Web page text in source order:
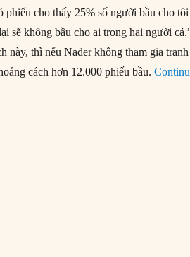
phiếu cho thấy 25% số người bầu cho
sẽ không bầu cho ai trong hai người
này, thì nếu Nader không tham gia
cách hơn 12.000 phiếu bầu.